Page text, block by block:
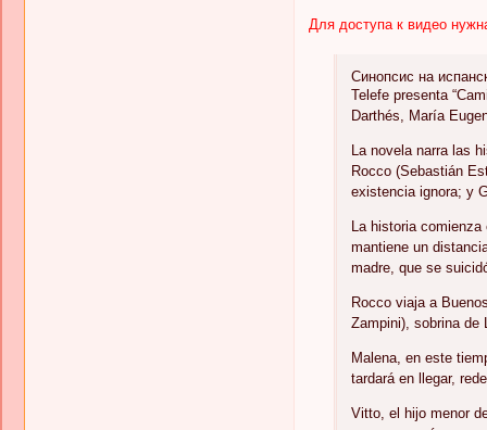
Для доступа к видео
Синопсис на
Telefe presenta
Darthés, María
La novela narra las
Rocco (Sebastián
existencia ignora; y
La historia
mantiene un
madre, que se
Rocco viaja a
Zampini), sobrina de
Malena, en este
tardará en llegar,
Vitto, el hijo menor